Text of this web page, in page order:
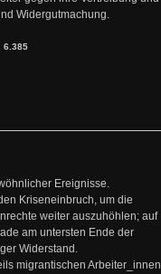
Widergutmachung.
6.385
Ereignisse.
Kriseneinbruch, um die
weiter auszuhöhlen; auf
am untersten Ende der
Widerstand.
migrantischen Arbeiter_innen